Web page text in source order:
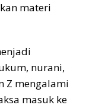
materi
nurani,
Z mengalami
masuk ke